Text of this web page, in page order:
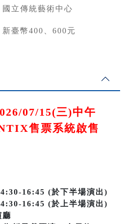
國立傳統藝術中心
新臺幣400、600元
07/15(三)中午
售票系統啟售
16:45 (於下半場演出)
16:45 (於上半場演出)